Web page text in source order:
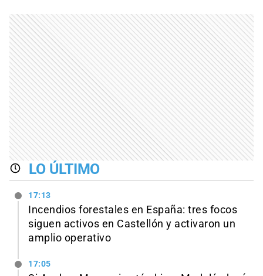
LO ÚLTIMO
17:13
Incendios forestales en España: tres focos
siguen activos en Castellón y activaron un
amplio operativo
17:05